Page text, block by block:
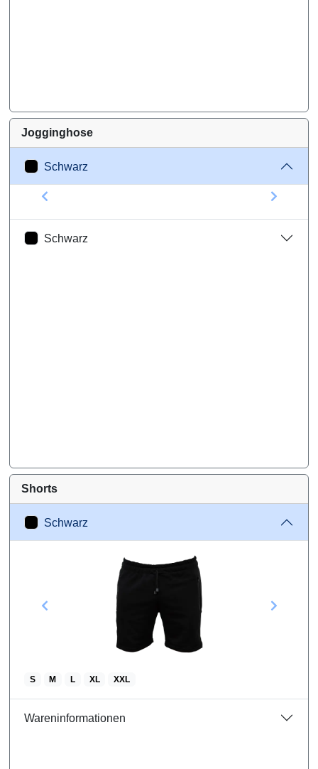
Jogginghose
Schwarz
Schwarz
Shorts
Schwarz
S M L XL XXL
Wareninformationen